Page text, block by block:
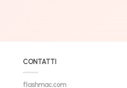
CONTATTI
flashmac.com